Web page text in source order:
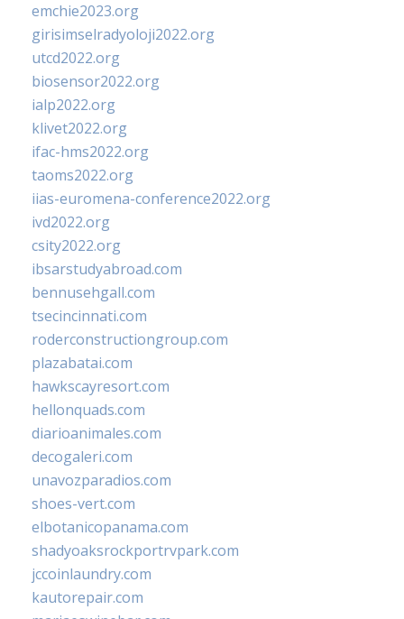
emchie2023.org
girisimselradyoloji2022.org
utcd2022.org
biosensor2022.org
ialp2022.org
klivet2022.org
ifac-hms2022.org
taoms2022.org
iias-euromena-conference2022.org
ivd2022.org
csity2022.org
ibsarstudyabroad.com
bennusehgall.com
tsecincinnati.com
roderconstructiongroup.com
plazabatai.com
hawkscayresort.com
hellonquads.com
diarioanimales.com
decogaleri.com
unavozparadios.com
shoes-vert.com
elbotanicopanama.com
shadyoaksrockportrvpark.com
jccoinlaundry.com
kautorepair.com